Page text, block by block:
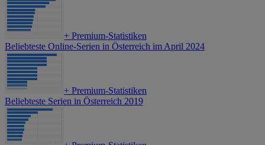
+ Premium-Statistiken
Beliebteste Online-Serien in Österreich im April 2024
+ Premium-Statistiken
Beliebteste Serien in Österreich 2019